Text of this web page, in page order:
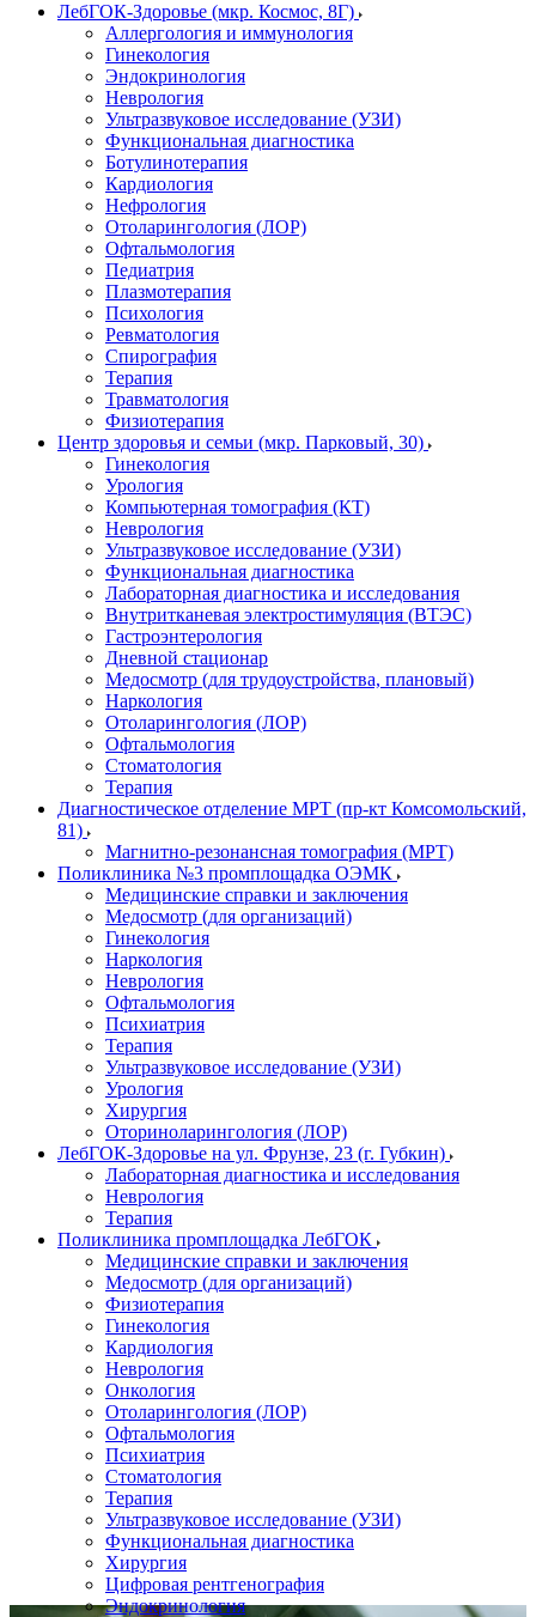
ЛебГОК-Здоровье (мкр. Космос, 8Г)
Аллергология и иммунология
Гинекология
Эндокринология
Неврология
Ультразвуковое исследование (УЗИ)
Функциональная диагностика
Ботулинотерапия
Кардиология
Нефрология
Отоларингология (ЛОР)
Офтальмология
Педиатрия
Плазмотерапия
Психология
Ревматология
Спирография
Терапия
Травматология
Физиотерапия
Центр здоровья и семьи (мкр. Парковый, 30)
Гинекология
Урология
Компьютерная томография (КТ)
Неврология
Ультразвуковое исследование (УЗИ)
Функциональная диагностика
Лабораторная диагностика и исследования
Внутритканевая электростимуляция (ВТЭС)
Гастроэнтерология
Дневной стационар
Медосмотр (для трудоустройства, плановый)
Наркология
Отоларингология (ЛОР)
Офтальмология
Стоматология
Терапия
Диагностическое отделение МРТ (пр-кт Комсомольский,
81)
Магнитно-резонансная томография (МРТ)
Поликлиника №3 промплощадка ОЭМК
Медицинские справки и заключения
Медосмотр (для организаций)
Гинекология
Наркология
Неврология
Офтальмология
Психиатрия
Терапия
Ультразвуковое исследование (УЗИ)
Урология
Хирургия
Оториноларингология (ЛОР)
ЛебГОК-Здоровье на ул. Фрунзе, 23 (г. Губкин)
Лабораторная диагностика и исследования
Неврология
Терапия
Поликлиника промплощадка ЛебГОК
Медицинские справки и заключения
Медосмотр (для организаций)
Физиотерапия
Гинекология
Кардиология
Неврология
Онкология
Отоларингология (ЛОР)
Офтальмология
Психиатрия
Стоматология
Терапия
Ультразвуковое исследование (УЗИ)
Функциональная диагностика
Хирургия
Цифровая рентгенография
Эндокринология